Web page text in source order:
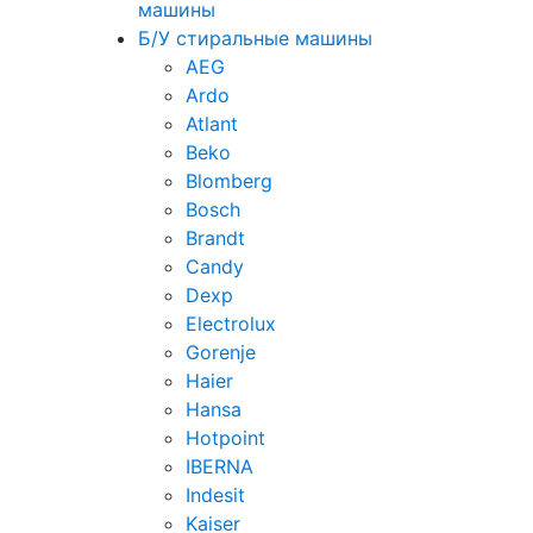
машины
Б/У стиральные машины
AEG
Ardo
Atlant
Beko
Blomberg
Bosch
Brandt
Candy
Dexp
Electrolux
Gorenje
Haier
Hansa
Hotpoint
IBERNA
Indesit
Kaiser